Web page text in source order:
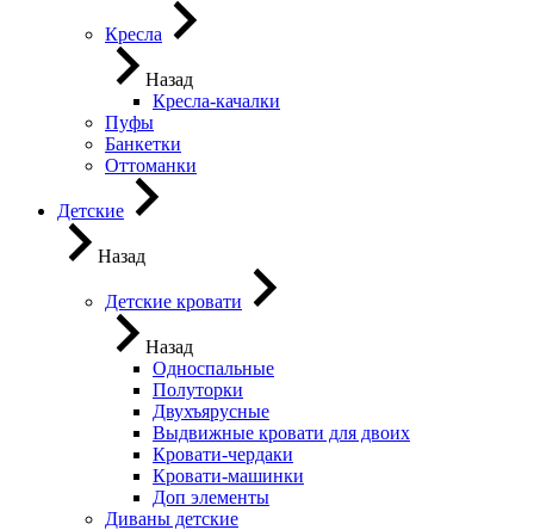
Кресла
Назад
Кресла-качалки
Пуфы
Банкетки
Оттоманки
Детские
Назад
Детские кровати
Назад
Односпальные
Полуторки
Двухъярусные
Выдвижные кровати для двоих
Кровати-чердаки
Кровати-машинки
Доп элементы
Диваны детские